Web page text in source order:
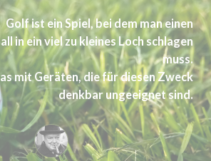
Golf ist ein Spiel, bei dem man einen
in ein viel zu kleines Loch schlagen
muss.
mit Geräten, die für diesen Zweck
denkbar ungeeignet sind.